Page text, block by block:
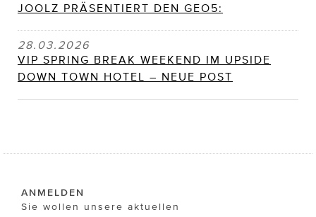
JOOLZ PRÄSENTIERT DEN GEO5:
28.03.2026
VIP SPRING BREAK WEEKEND IM UPSIDE
DOWN TOWN HOTEL – NEUE POST
ANMELDEN
Sie wollen unsere aktuellen